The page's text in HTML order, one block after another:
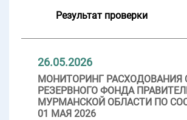
Результат проверки
26.05.2026
МОНИТОРИНГ РАСХОДОВАНИЯ
РЕЗЕРВНОГО ФОНДА
МУРМАНСКОЙ ОБЛАСТИ ПО
01 МАЯ 2026